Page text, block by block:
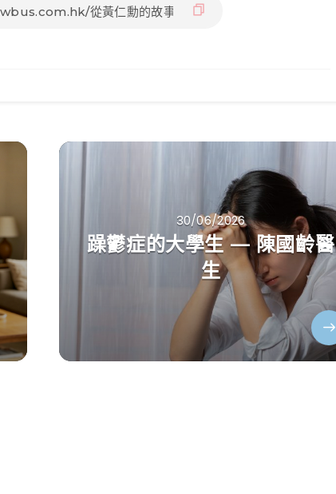
30/06/2026
躁鬱症的大學生 — 陳國齡醫
生